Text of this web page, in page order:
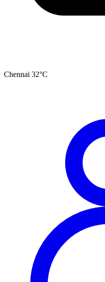
Chennai 32°C